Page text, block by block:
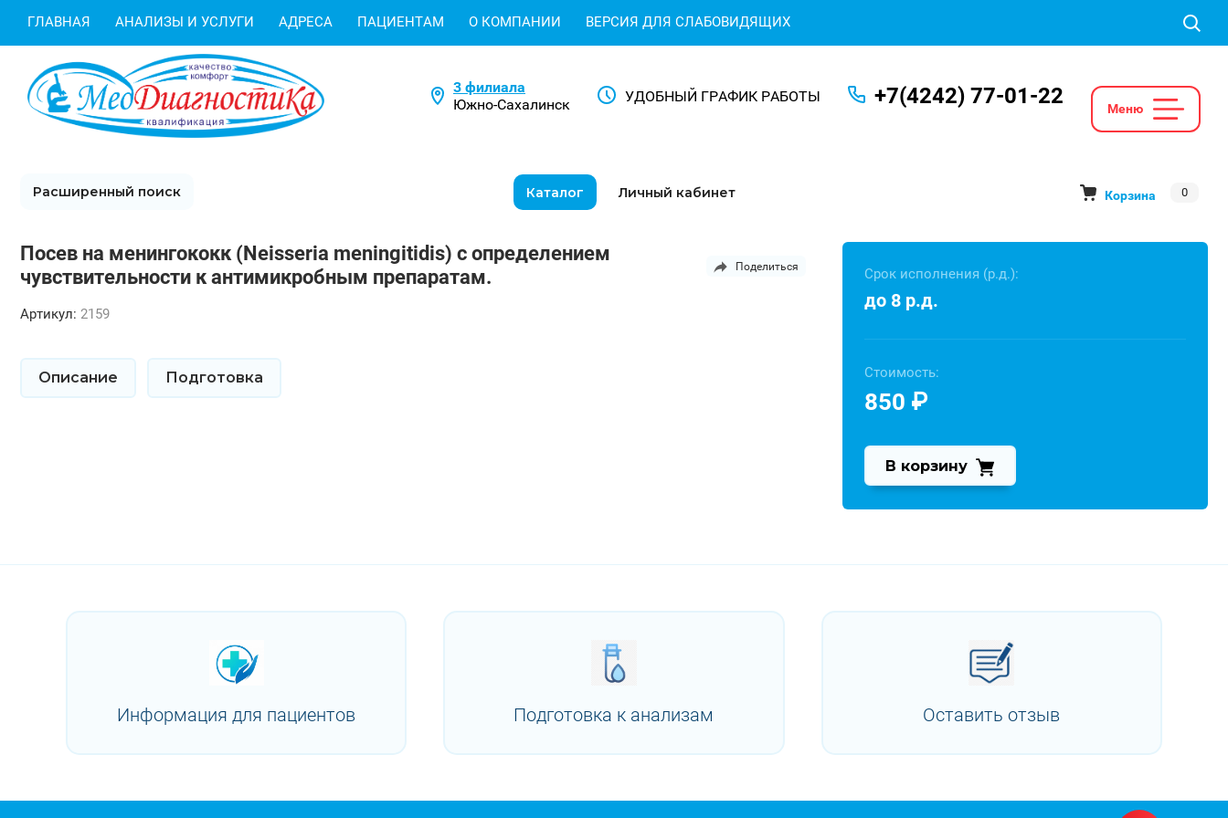
ГЛАВНАЯ АНАЛИЗЫ И УСЛУГИ АДРЕСА ПАЦИЕНТАМ О КОМПАНИИ ВЕРСИЯ ДЛЯ СЛАБОВИДЯЩИХ
3 филиала
Южно-Сахалинск
УДОБНЫЙ ГРАФИК РАБОТЫ +7(4242) 77-01-22
Расширенный поиск Каталог Личный кабинет Корзина 0
Посев на менингококк (Neisseria meningitidis) с определением
чувствительности к антимикробным препаратам.
Поделиться
Артикул: 2159
Описание Подготовка
Срок исполнения (р.д.):
до 8 р.д.
Стоимость:
850 ₽
В корзину
Информация для пациентов Подготовка к анализам Оставить отзыв